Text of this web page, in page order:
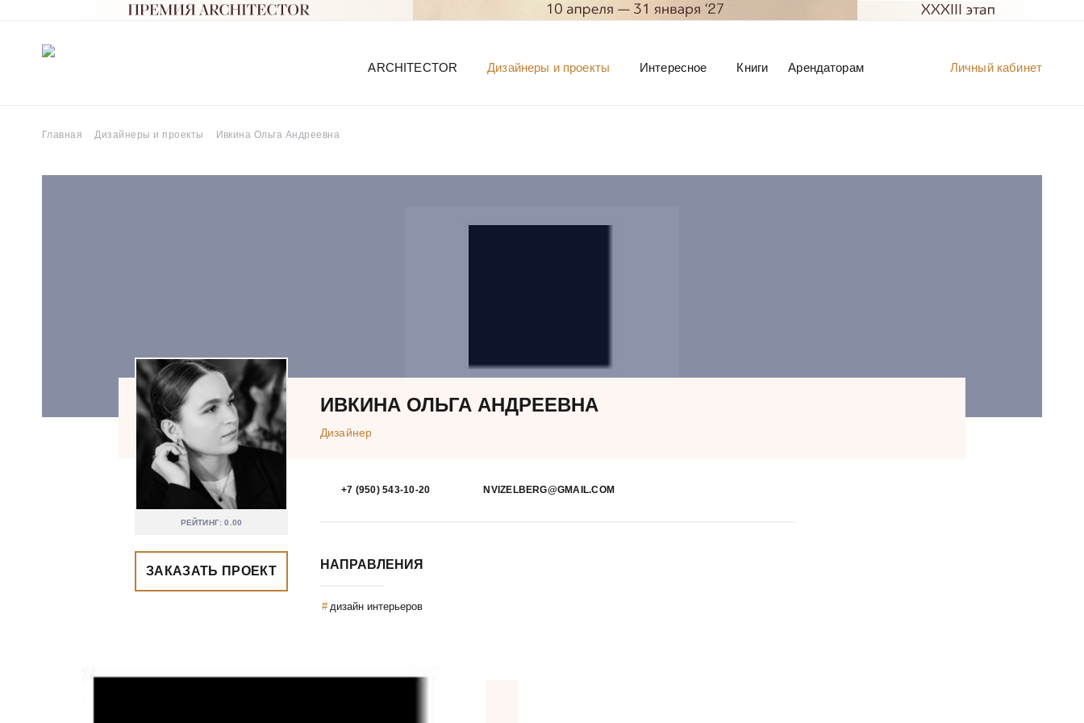
Личный кабинет
ARCHITECTOR Дизайнеры и проекты Интересное Книги Арендаторам
Главная Дизайнеры и проекты Ивкина Ольга Андреевна
РЕЙТИНГ: 0.00
ИВКИНА ОЛЬГА АНДРЕЕВНА
Дизайнер
ЗАКАЗАТЬ ПРОЕКТ
+7 (950) 543-10-20 NVIZELBERG@GMAIL.COM
НАПРАВЛЕНИЯ
дизайн интерьеров